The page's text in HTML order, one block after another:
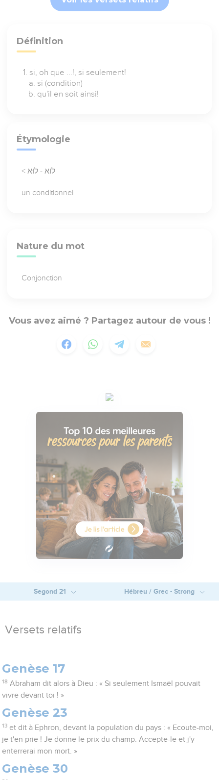
Définition
si, oh que ...!, si seulement!
si (condition)
qu'il en soit ainsi!
Étymologie
< לוא - לוּא
un conditionnel
Nature du mot
Conjonction
Vous avez aimé ? Partagez autour de vous !
Segond 21 Hébreu / Grec - Strong
Versets relatifs
Genèse 17
18 Abraham dit alors à Dieu : « Si seulement Ismaël pouvait
vivre devant toi ! »
Genèse 23
13 et dit à Ephron, devant la population du pays : « Ecoute-moi,
je t'en prie ! Je donne le prix du champ. Accepte-le et j'y
enterrerai mon mort. »
Genèse 30